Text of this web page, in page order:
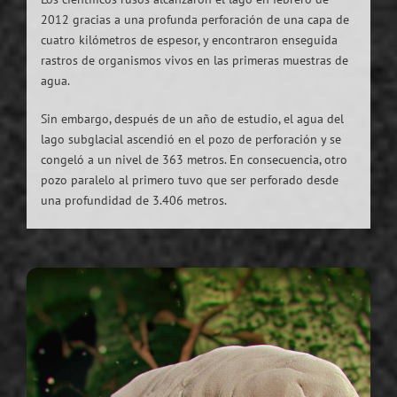
2012 gracias a una profunda perforación de una capa de
cuatro kilómetros de espesor, y encontraron enseguida
rastros de organismos vivos en las primeras muestras de
agua.
Sin embargo, después de un año de estudio, el agua del
lago subglacial ascendió en el pozo de perforación y se
congeló a un nivel de 363 metros. En consecuencia, otro
pozo paralelo al primero tuvo que ser perforado desde
una profundidad de 3.406 metros.